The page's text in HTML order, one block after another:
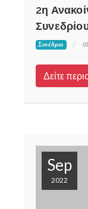
2η
Συνέδριο
Δείτε
Sep
2022